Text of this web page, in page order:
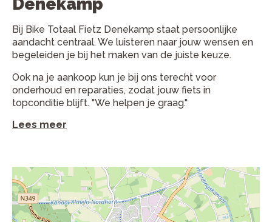
Denekamp
Bij Bike Totaal Fietz Denekamp staat persoonlijke
aandacht centraal. We luisteren naar jouw wensen en
begeleiden je bij het maken van de juiste keuze.
Ook na je aankoop kun je bij ons terecht voor
onderhoud en reparaties, zodat jouw fiets in
topconditie blijft. "We helpen je graag."
Lees meer